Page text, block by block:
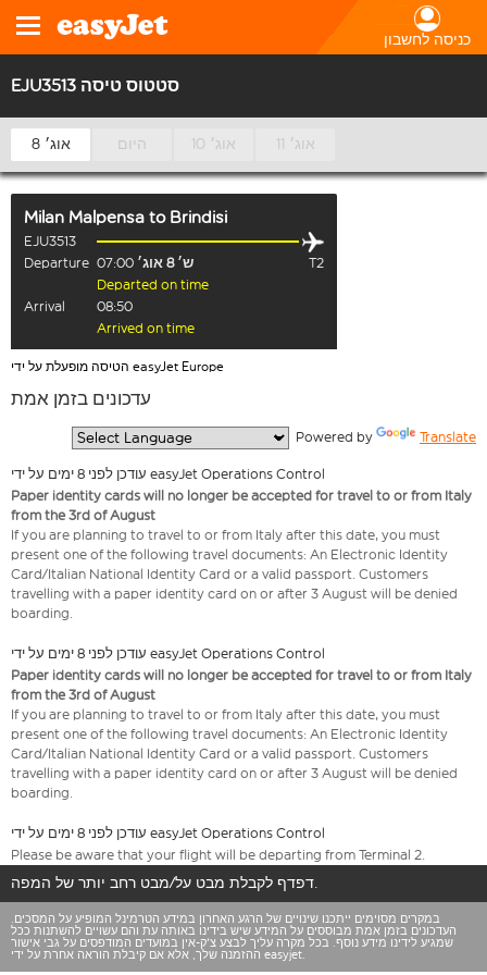
כניסה לחשבון
EJU3513 סטטוס טיסה
8 אוג׳ היום 10 אוג׳ 11 אוג׳
Milan Malpensa to Brindisi
EJU3513
Departure 07:00 ש׳ 8 אוג׳
T2
Departed on time
Arrival
08:50
Arrived on time
הטיסה מופעלת על ידי easyJet Europe
עדכונים בזמן אמת
Powered by Translate
עודכן לפני 8 ימים על ידי easyJet Operations Control
Paper identity cards will no longer be accepted for travel to or from Italy
from the 3rd of August
If you are planning to travel to or from Italy after this date, you must
present one of the following travel documents: An Electronic Identity
Card/Italian National Identity Card or a valid passport. Customers
travelling with a paper identity card on or after 3 August will be denied
boarding.
עודכן לפני 8 ימים על ידי easyJet Operations Control
Paper identity cards will no longer be accepted for travel to or from Italy
from the 3rd of August
If you are planning to travel to or from Italy after this date, you must
present one of the following travel documents: An Electronic Identity
Card/Italian National Identity Card or a valid passport. Customers
travelling with a paper identity card on or after 3 August will be denied
boarding.
עודכן לפני 8 ימים על ידי easyJet Operations Control
Please be aware that your flight will be departing from Terminal 2.
דפדף לקבלת מבט על/מבט רחב יותר של המפה.
במקרים מסוימים ייתכנו שינויים של הרגע האחרון במידע הטרמינל המופיע על המסכים.
העדכונים בזמן אמת מבוססים על המידע שיש בידינו באותה עת והם עשויים להשתנות ככל
שמגיע לידינו מידע נוסף. בכל מקרה עליך לבצע צ'ק-אין במועדים המודפסים על גבי אישור
ההזמנה שלך, אלא אם קיבלת הוראה אחרת על ידי easyjet.